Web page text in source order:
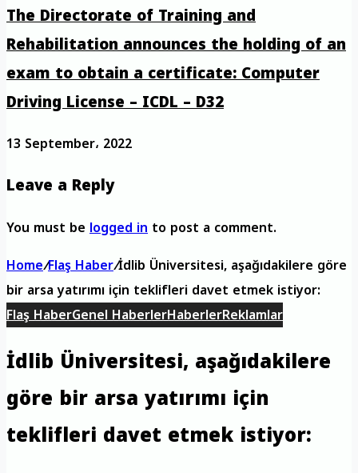
The Directorate of Training and
Rehabilitation announces the holding of an
exam to obtain a certificate: Computer
Driving License – ICDL – D32
13 September، 2022
Leave a Reply
You must belogged into post a comment.
Home/Flaş Haber/İdlib Üniversitesi, aşağıdakilere göre
bir arsa yatırımı için teklifleri davet etmek istiyor:
Flaş HaberGenel HaberlerHaberlerReklamlar
İdlib Üniversitesi, aşağıdakilere
göre bir arsa yatırımı için
teklifleri davet etmek istiyor: